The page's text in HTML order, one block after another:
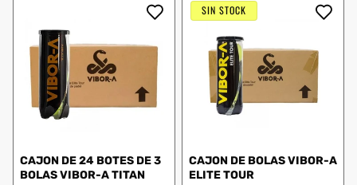
CAJON DE 24 BOTES DE 3
BOLAS VIBOR-A TITAN
SIN STOCK
CAJON DE BOLAS VIBOR-A
ELITE TOUR